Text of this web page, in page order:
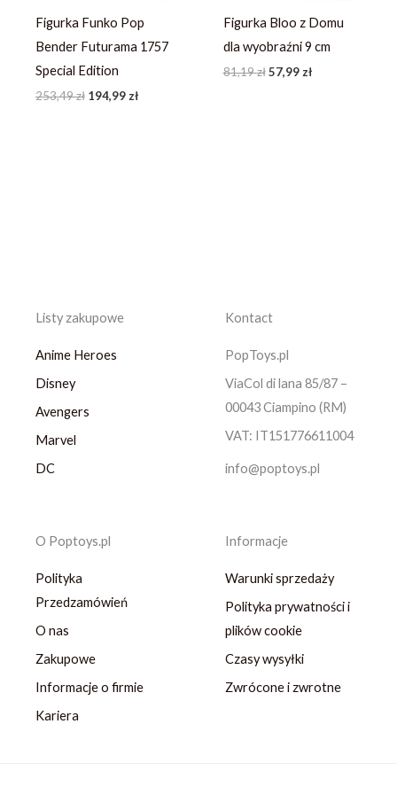
Figurka Funko Pop
Bender Futurama 1757
Special Edition
253,49zł 194,99 zł
Figurka Bloo z Domu
dla wyobraźni 9 cm
81,19zł 57,99 zł
Listy zakupowe
Anime Heroes
Disney
Avengers
Marvel
DC
Kontact
PopToys.pl
ViaCol di lana 85/87 –
00043 Ciampino (RM)
VAT: IT151776611004
info@poptoys.pl
O Poptoys.pl
Polityka
Przedzamówień
O nas
Zakupowe
Informacje o firmie
Kariera
Informacje
Warunki sprzedaży
Polityka prywatności i
plików cookie
Czasy wysyłki
Zwrócone i zwrotne